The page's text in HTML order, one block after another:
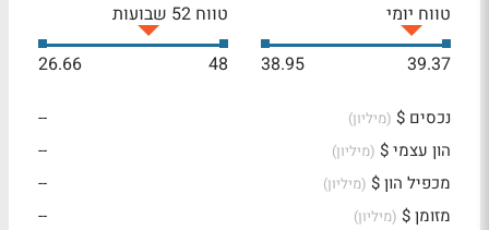
טווח יומי
39.37
38.95
טווח 52 שבועות
48
26.66
נכסים $ (מיליון)
--
הון עצמי $ (מיליון)
--
מכפיל הון $ (מיליון)
--
מזומן $ (מיליון)
--